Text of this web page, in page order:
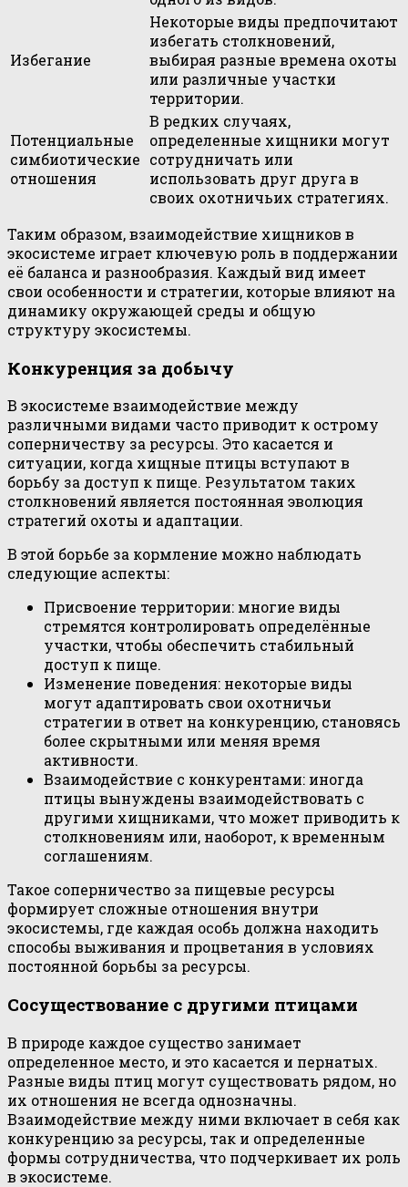
Избегание
Некоторые виды предпочитают
избегать столкновений,
выбирая разные времена охоты
или различные участки
территории.
Потенциальные
симбиотические
отношения
В редких случаях,
определенные хищники могут
сотрудничать или
использовать друг друга в
своих охотничьих стратегиях.
Таким образом, взаимодействие хищников в
экосистеме играет ключевую роль в поддержании
её баланса и разнообразия. Каждый вид имеет
свои особенности и стратегии, которые влияют на
динамику окружающей среды и общую
структуру экосистемы.
Конкуренция за добычу
В экосистеме взаимодействие между
различными видами часто приводит к острому
соперничеству за ресурсы. Это касается и
ситуации, когда хищные птицы вступают в
борьбу за доступ к пище. Результатом таких
столкновений является постоянная эволюция
стратегий охоты и адаптации.
В этой борьбе за кормление можно наблюдать
следующие аспекты:
Присвоение территории: многие виды
стремятся контролировать определённые
участки, чтобы обеспечить стабильный
доступ к пище.
Изменение поведения: некоторые виды
могут адаптировать свои охотничьи
стратегии в ответ на конкуренцию, становясь
более скрытными или меняя время
активности.
Взаимодействие с конкурентами: иногда
птицы вынуждены взаимодействовать с
другими хищниками, что может приводить к
столкновениям или, наоборот, к временным
соглашениям.
Такое соперничество за пищевые ресурсы
формирует сложные отношения внутри
экосистемы, где каждая особь должна находить
способы выживания и процветания в условиях
постоянной борьбы за ресурсы.
Сосуществование с другими птицами
В природе каждое существо занимает
определенное место, и это касается и пернатых.
Разные виды птиц могут существовать рядом, но
их отношения не всегда однозначны.
Взаимодействие между ними включает в себя как
конкуренцию за ресурсы, так и определенные
формы сотрудничества, что подчеркивает их роль
в экосистеме.